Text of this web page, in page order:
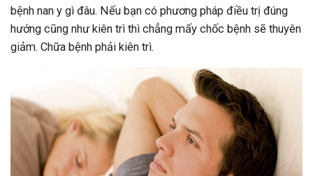
bệnh nan y gì đâu. Nếu bạn có phương pháp điều trị đúng
hướng cũng như kiên trì thì chẳng mấy chốc bệnh sẽ thuyên
giảm. Chữa bệnh phải kiên trì.